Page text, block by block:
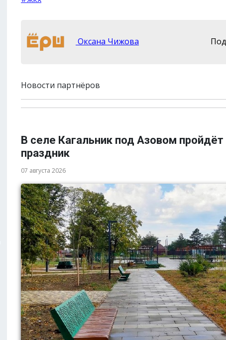
Оксана Чижова
Новости партнёров
В селе Кагальник под Азовом
праздник
07 августа 2026